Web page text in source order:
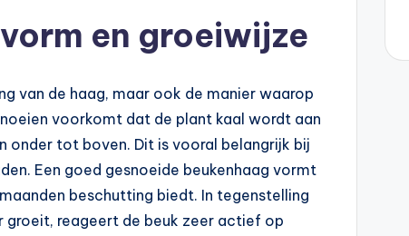
en groeiwijze
van de haag, maar ook de manier waarop
voorkomt dat de plant kaal wordt aan
onder tot boven. Dit is vooral belangrijk bij
Een goed gesnoeide beukenhaag vormt
beschutting biedt. In tegenstelling
groeit, reageert de beuk zeer actief op